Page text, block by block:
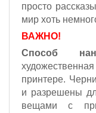
просто
мир хоть
ВАЖНО!
Способ
принтере.
и разрешены
вещами с